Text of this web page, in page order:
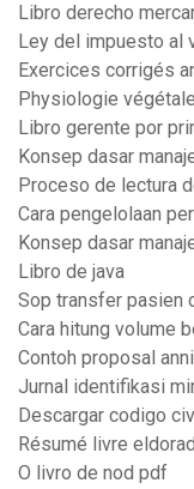
Libro derecho
Ley del impuesto al
Exercices corrigés
Physiologie
Libro gerente por
Konsep dasar
Proceso de lectura
Cara pengelolaan
Konsep dasar
Libro de java
Sop transfer pasien
Cara hitung volume
Contoh proposal
Jurnal identifikasi
Descargar codigo
Résumé livre
O livro de nod pdf